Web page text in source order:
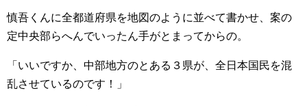
慎吾くんに全都道府県を地図のように並べて書かせ、案の
定中央部らへんでいったん手がとまってからの。
「いいですか、中部地方のとある３県が、全日本国民を混
乱させているのです！」